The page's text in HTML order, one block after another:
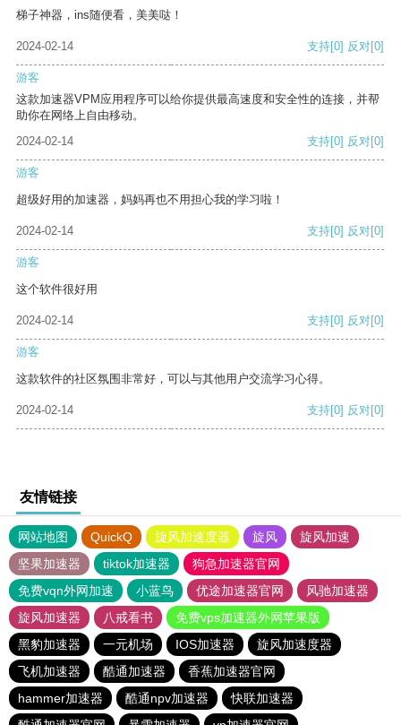
梯子神器，ins随便看，美美哒！
2024-02-14 支持[0] 反对[0]
游客
这款加速器VPM应用程序可以给你提供最高速度和安全性的连接，并帮
助你在网络上自由移动。
2024-02-14
支持[0] 反对[0]
游客
超级好用的加速器，妈妈再也不用担心我的学习啦！
2024-02-14 支持[0] 反对[0]
游客
这个软件很好用
2024-02-14 支持[0] 反对[0]
游客
这款软件的社区氛围非常好，可以与其他用户交流学习心得。
2024-02-14 支持[0] 反对[0]
友情链接
网站地图 QuickQ 旋风加速度器 旋风
旋风加速
坚果加速器
tiktok加速器
狗急加速器官网
免费vqn外网加速
小蓝鸟 优途加速器官网
风驰加速器
旋风加速器
八戒看书
免费vps加速器外网苹果版
黑豹加速器
一元机场 IOS加速器
旋风加速度器
飞机加速器
酷通加速器
香蕉加速器官网
hammer加速器
酷通npv加速器
快联加速器